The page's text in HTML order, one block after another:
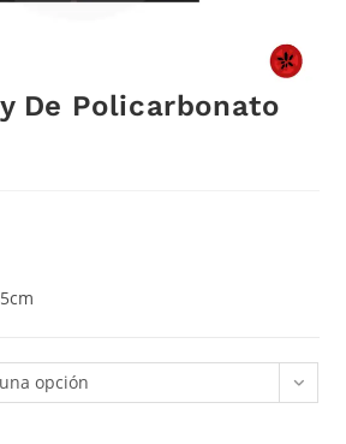
De Policarbonato
opción